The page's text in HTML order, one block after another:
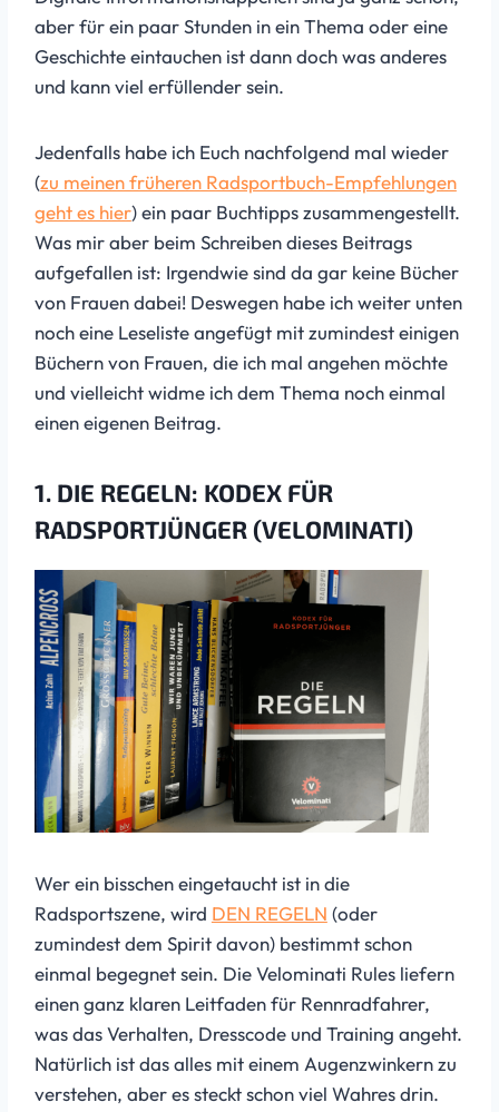
aber für ein paar Stunden in ein Thema oder eine
Geschichte eintauchen ist dann doch was anderes
und kann viel erfüllender sein.
Jedenfalls habe ich Euch nachfolgend mal wieder
(zu meinen früheren Radsportbuch-Empfehlungen
geht es hier) ein paar Buchtipps zusammengestellt.
Was mir aber beim Schreiben dieses Beitrags
aufgefallen ist: Irgendwie sind da gar keine Bücher
von Frauen dabei! Deswegen habe ich weiter unten
noch eine Leseliste angefügt mit zumindest einigen
Büchern von Frauen, die ich mal angehen möchte
und vielleicht widme ich dem Thema noch einmal
einen eigenen Beitrag.
1. DIE REGELN: KODEX FÜR
RADSPORTJÜNGER (VELOMINATI)
Wer ein bisschen eingetaucht ist in die
Radsportszene, wird DEN REGELN (oder
zumindest dem Spirit davon) bestimmt schon
einmal begegnet sein. Die Velominati Rules liefern
einen ganz klaren Leitfaden für Rennradfahrer,
was das Verhalten, Dresscode und Training angeht.
Natürlich ist das alles mit einem Augenzwinkern zu
verstehen, aber es steckt schon viel Wahres drin.